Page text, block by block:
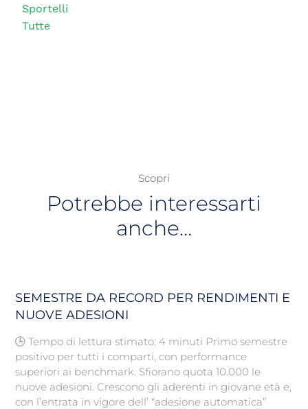
Sportelli
Tutte
Scopri
Potrebbe interessarti
anche…
SEMESTRE DA RECORD PER RENDIMENTI E
NUOVE ADESIONI
🕒 Tempo di lettura stimato: 4 minuti Primo semestre
positivo per tutti i comparti, con performance
superiori ai benchmark. Sfiorano quota 10.000 le
nuove adesioni. Crescono gli aderenti in giovane età e,
con l’entrata in vigore dell’ “adesione automatica”